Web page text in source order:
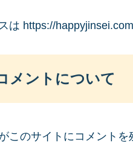
は https://happyjinsei.com
メントについて
このサイトにコメント